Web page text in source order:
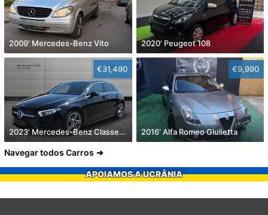
2009' Mercedes-Benz Vito 2020' Peugeot 108
€31,490
2023' Mercedes-Benz Classe A D Amg Line Aut.
€9,990
2016' Alfa Romeo Giulietta
Navegar todos Carros
APOIAMOS A UCRÂNIA